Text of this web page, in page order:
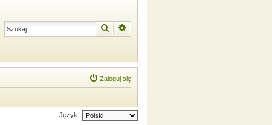
Szukaj
Zaloguj się
Język: